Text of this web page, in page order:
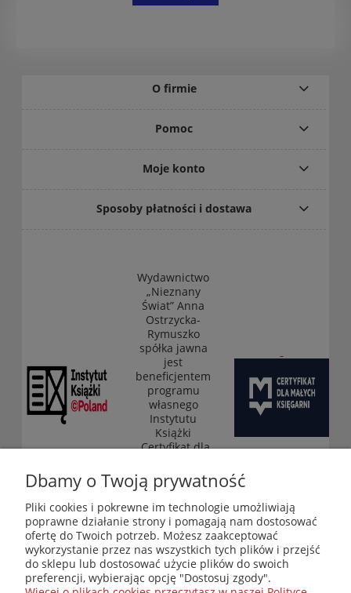
O firmie
Pomoc
Moje konto
Sposoby płatności i dostawa
Wydawnictwo
„Nieznany
Świat” Anna
Ostrzycka-
Rymuszko
spółka jawna
jest
beneficjentem
programu
własnego
Instytutu
Książki
„Certyfikat dla
księgarni”
(edycja 2025-
2026)
Księgarnia-Galeria "Nieznany Świat" - internetowy sklep
ezoteryczny online
Zapraszamy również do odwiedzenia naszej księgarni
Dbamy o Twoją prywatność
Pliki cookies i pokrewne im technologie umożliwiają
poprawne działanie strony i pomagają nam dostosować
ofertę do Twoich potrzeb. Możesz zaakceptować
wykorzystanie przez nas wszystkich tych plików i przejść
do sklepu lub dostosować użycie plików do swoich
preferencji, wybierając opcję "Dostosuj zgody".